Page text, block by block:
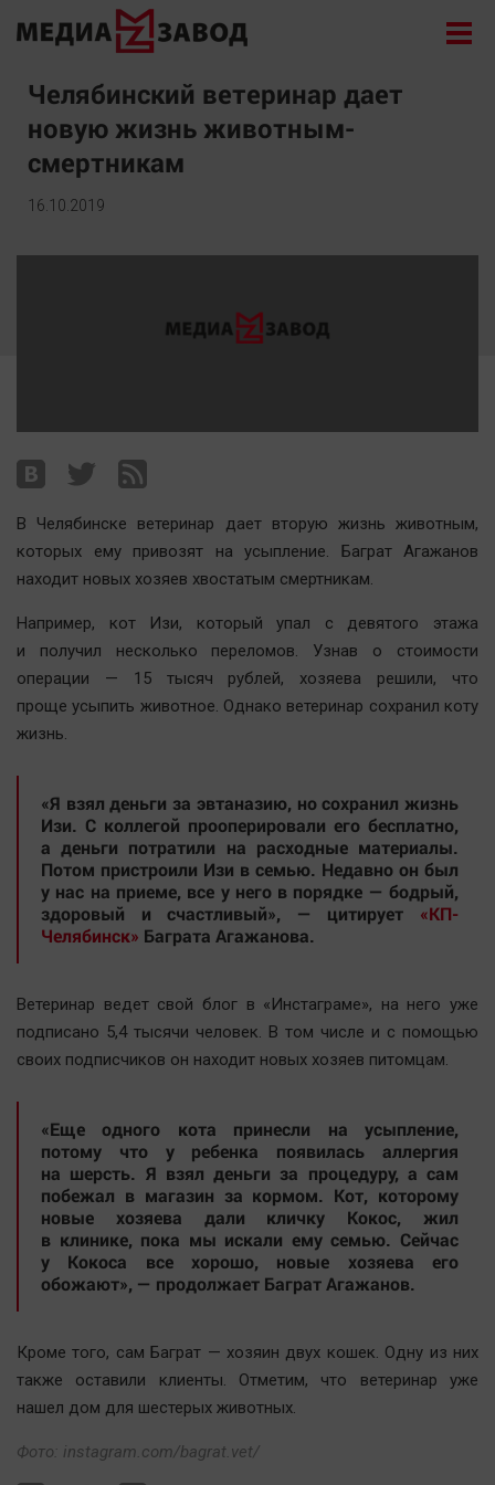
Новости
Экономика
Происшествия
Общество
Архив
Наша победа
Общество
Политика
Экономика
Происшествия
Здоровье
Культура
Мнения
Технологии
Отраслевые темы
Hедвижимость
Автомобили
XX век: криминальные уроки
Медиаграмотность
Медицина
Новости компаний
Спецпроект
Другие рубрики
Online-консультация
Челябинский ветеринар дает
новую жизнь животным-
смертникам
16.10.2019
В Челябинске ветеринар дает вторую жизнь животным,
которых ему привозят на усыпление. Баграт Агажанов
находит новых хозяев хвостатым смертникам.
Например, кот Изи, который упал с девятого этажа
и получил несколько переломов. Узнав о стоимости
операции — 15 тысяч рублей, хозяева решили, что
проще усыпить животное. Однако ветеринар сохранил коту
жизнь.
«Я взял деньги за эвтаназию, но сохранил жизнь
Изи. С коллегой прооперировали его бесплатно,
а деньги потратили на расходные материалы.
Потом пристроили Изи в семью. Недавно он был
у нас на приеме, все у него в порядке — бодрый,
здоровый и счастливый», — цитирует «КП-
Челябинск» Баграта Агажанова.
Ветеринар ведет свой блог в «Инстаграме», на него уже
подписано 5,4 тысячи человек. В том числе и с помощью
своих подписчиков он находит новых хозяев питомцам.
«Еще одного кота принесли на усыпление,
потому что у ребенка появилась аллергия
на шерсть. Я взял деньги за процедуру, а сам
побежал в магазин за кормом. Кот, которому
новые хозяева дали кличку Кокос, жил
в клинике, пока мы искали ему семью. Сейчас
у Кокоса все хорошо, новые хозяева его
обожают», — продолжает Баграт Агажанов.
Кроме того, сам Баграт — хозяин двух кошек. Одну из них
также оставили клиенты. Отметим, что ветеринар уже
нашел дом для шестерых животных.
Фото: instagram.com/bagrat.vet/